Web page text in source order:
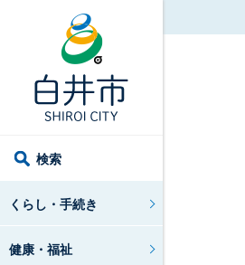
検索
くらし・手続き
健康・福祉